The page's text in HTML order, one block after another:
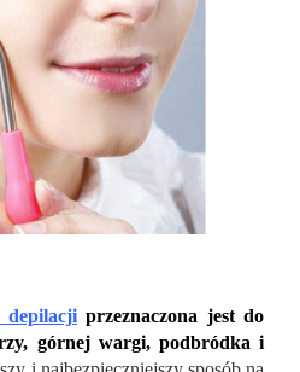
depilacjiprzeznaczona jest do
górnej wargi, podbródka i